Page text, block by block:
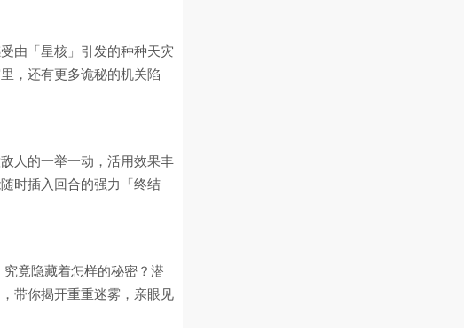
由「星核」引发的种种天灾
，还有更多诡秘的机关陷
人的一举一动，活用效果丰
时插入回合的强力「终结
竟隐藏着怎样的秘密？潜
带你揭开重重迷雾，亲眼见